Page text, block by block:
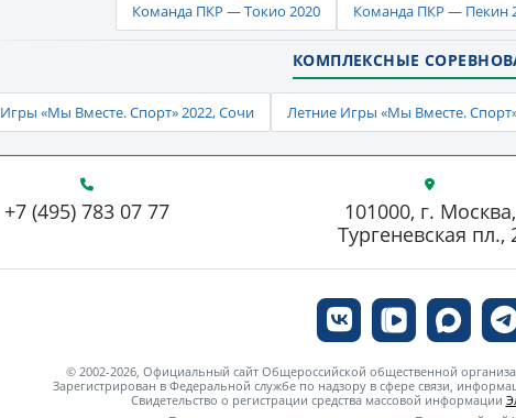
Команда ПКР — Токио 2020 Команда ПКР — Пекин
КОМПЛЕКСНЫЕ
Игры «Мы Вместе. Спорт» 2022, Сочи Летние Игры «Мы Вместе.
+7 (495) 783 07 77
101000, г. Москва,
Тургеневская пл.,
© 2002-2026, Официальный сайт Общероссийской общественной
Зарегистрирован в Федеральной службе по надзору в сфере связи,
Свидетельство о регистрации средства массовой информации